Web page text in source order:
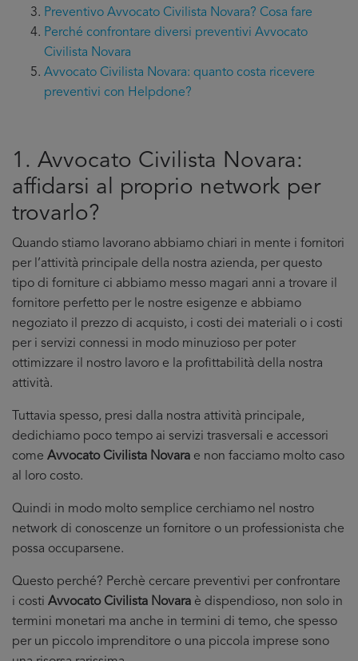
Preventivo Avvocato Civilista Novara? Cosa fare
Perché confrontare diversi preventivi Avvocato
Civilista Novara
Avvocato Civilista Novara: quanto costa ricevere
preventivi con Helpdone?
1. Avvocato Civilista Novara:
affidarsi al proprio network per
trovarlo?
Quando stiamo lavorano abbiamo chiari in mente i fornitori
per l’attività principale della nostra azienda, per questo
tipo di forniture ci abbiamo messo magari anni a trovare il
fornitore perfetto per le nostre esigenze e abbiamo
negoziato il prezzo di acquisto, i costi dei materiali o i costi
per i servizi connessi in modo minuzioso per poter
ottimizzare il nostro lavoro e la profittabilità della nostra
attività.
Tuttavia spesso, presi dalla nostra attività principale,
dedichiamo poco tempo ai servizi trasversali e accessori
come Avvocato Civilista Novara e non facciamo molto caso
al loro costo.
Quindi in modo molto semplice cerchiamo nel nostro
network di conoscenze un fornitore o un professionista che
possa occuparsene.
Questo perché? Perchè cercare preventivi per confrontare
i costi Avvocato Civilista Novara è dispendioso, non solo in
termini monetari ma anche in termini di temo, che spesso
per un piccolo imprenditore o una piccola imprese sono